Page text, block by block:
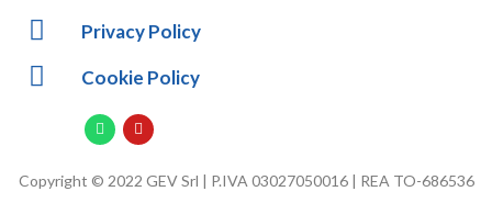
Privacy Policy
Cookie Policy
Copyright © 2022 GEV Srl | P.IVA 03027050016 | REA TO-686536